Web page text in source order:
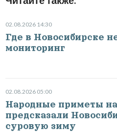
02.08.2026 14:30
Где в Новосибирске
мониторинг
02.08.2026 05:00
Народные приметы
предсказали
суровую зиму